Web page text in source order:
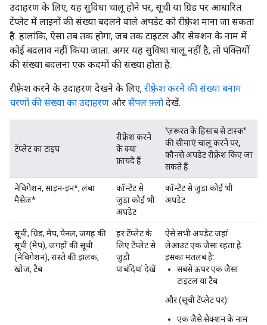
उदाहरण के लिए, यह सुविधा चालू होने पर, सूची या ग्रिड पर आधारित
टेंप्लेट में लाइनों की संख्या बदलने वाले अपडेट को रीफ़्रेश माना जा सकता
है. हालांकि, ऐसा तब तक होगा, जब तक टाइटल और सेक्शन के नाम में
कोई बदलाव नहीं किया जाता. अगर यह सुविधा चालू नहीं है, तो पंक्तियों
की संख्या बदलना एक कदमों की संख्या होता है.
रीफ़्रेश करने के उदाहरण देखने के लिए, रीफ़्रेश करने की संख्या बनाम
चरणों की संख्या का उदाहरण और सैंपल फ़्लो देखें.
टेंप्लेट का टाइप
रीफ़्रेश करने
के क्या
फ़ायदे हैं
'ज़रूरत के हिसाब से टास्क'
की सीमाएं चालू करने पर,
कौनसे अपडेट रीफ़्रेश किए जा
सकते हैं
नेविगेशन, साइन-इन*, लंबा
मैसेज*
कॉन्टेंट से
जुड़ा कोई भी
अपडेट
कॉन्टेंट से जुड़ा कोई भी
अपडेट
सूची, ग्रिड, मैप, पैनल, जगह की
सूची (मैप), जगहों की सूची
(नेविगेशन), रास्ते की झलक,
खोज, टैब
हर टेंप्लेट के
लिए टेंप्लेट से
जुड़ी
पाबंदियां देखें
ऐसे सभी अपडेट जहां
लेआउट एक जैसा रहता है.
इसका मतलब है:
सबसे ऊपर एक जैसा
टाइटल या टैब
और (सूची टेंप्लेट पर):
एक जैसे सेक्शन के नाम